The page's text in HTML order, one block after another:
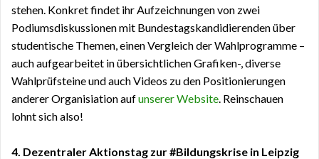
stehen. Konkret findet ihr Aufzeichnungen von zwei
Podiumsdiskussionen mit Bundestagskandidierenden über
studentische Themen, einen Vergleich der Wahlprogramme –
auch aufgearbeitet in übersichtlichen Grafiken-, diverse
Wahlprüfsteine und auch Videos zu den Positionierungen
anderer Organisiationaufunserer Website. Reinschauen
lohnt sich also!
4. Dezentraler Aktionstag zur #Bildungskrise in Leipzig